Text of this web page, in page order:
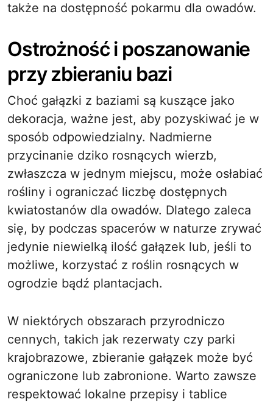
także na dostępność pokarmu dla owadów.
Ostrożność i poszanowanie
przy zbieraniu bazi
Choć gałązki z baziami są kuszące jako
dekoracja, ważne jest, aby pozyskiwać je w
sposób odpowiedzialny. Nadmierne
przycinanie dziko rosnących wierzb,
zwłaszcza w jednym miejscu, może osłabiać
rośliny i ograniczać liczbę dostępnych
kwiatostanów dla owadów. Dlatego zaleca
się, by podczas spacerów w naturze zrywać
jedynie niewielką ilość gałązek lub, jeśli to
możliwe, korzystać z roślin rosnących w
ogrodzie bądź plantacjach.
W niektórych obszarach przyrodniczo
cennych, takich jak rezerwaty czy parki
krajobrazowe, zbieranie gałązek może być
ograniczone lub zabronione. Warto zawsze
respektować lokalne przepisy i tablice